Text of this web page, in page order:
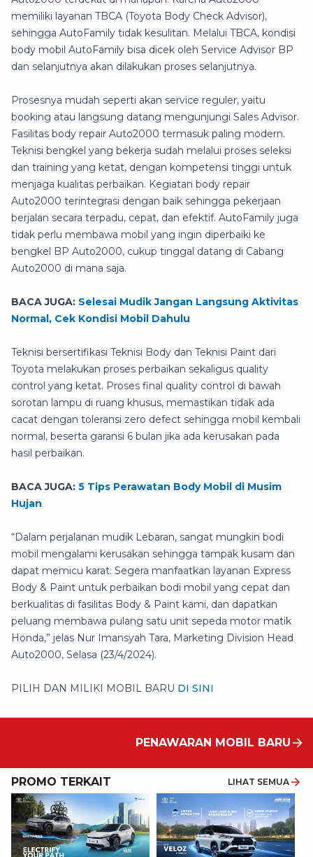
memiliki layanan TBCA (Toyota Body Check Advisor),
sehingga AutoFamily tidak kesulitan. Melalui TBCA, kondisi
body mobil AutoFamily bisa dicek oleh Service Advisor BP
dan selanjutnya akan dilakukan proses selanjutnya.
Prosesnya mudah seperti akan service reguler, yaitu
booking atau langsung datang mengunjungi Sales Advisor.
Fasilitas body repair Auto2000 termasuk paling modern.
Teknisi bengkel yang bekerja sudah melalui proses seleksi
dan training yang ketat, dengan kompetensi tinggi untuk
menjaga kualitas perbaikan. Kegiatan body repair
Auto2000 terintegrasi dengan baik sehingga pekerjaan
berjalan secara terpadu, cepat, dan efektif. AutoFamily juga
tidak perlu membawa mobil yang ingin diperbaiki ke
bengkel BP Auto2000, cukup tinggal datang di Cabang
Auto2000 di mana saja.
BACA JUGA: Selesai Mudik Jangan Langsung Aktivitas
Normal, Cek Kondisi Mobil Dahulu
Teknisi bersertifikasi Teknisi Body dan Teknisi Paint dari
Toyota melakukan proses perbaikan sekaligus quality
control yang ketat. Proses final quality control di bawah
sorotan lampu di ruang khusus, memastikan tidak ada
cacat dengan toleransi zero defect sehingga mobil kembali
normal, beserta garansi 6 bulan jika ada kerusakan pada
hasil perbaikan.
BACA JUGA: 5 Tips Perawatan Body Mobil di Musim
Hujan
“Dalam perjalanan mudik Lebaran, sangat mungkin bodi
mobil mengalami kerusakan sehingga tampak kusam dan
dapat memicu karat. Segera manfaatkan layanan Express
Body & Paint untuk perbaikan bodi mobil yang cepat dan
berkualitas di fasilitas Body & Paint kami, dan dapatkan
peluang membawa pulang satu unit sepeda motor matik
Honda,” jelas Nur Imansyah Tara, Marketing Division Head
Auto2000, Selasa (23/4/2024).
PILIH DAN MILIKI MOBIL BARU DI SINI
PENAWARAN MOBIL BARU
PROMO TERKAIT LIHAT SEMUA